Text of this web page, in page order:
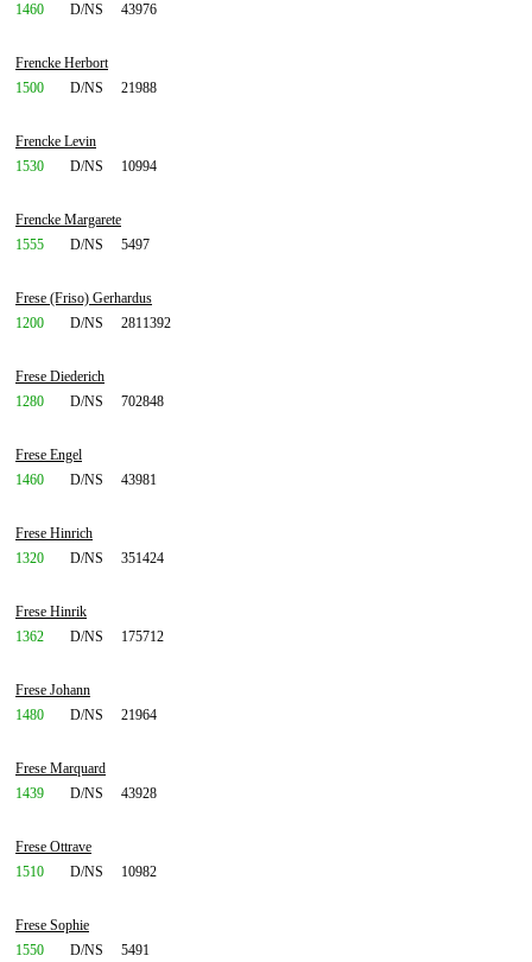
1460
D/NS 43976
Frencke Herbort
1500
D/NS 21988
Frencke Levin
1530
D/NS 10994
Frencke Margarete
1555
D/NS 5497
Frese (Friso) Gerhardus
1200
D/NS 2811392
Frese Diederich
1280
D/NS 702848
Frese Engel
1460
D/NS 43981
Frese Hinrich
1320
D/NS 351424
Frese Hinrik
1362
D/NS 175712
Frese Johann
1480
D/NS 21964
Frese Marquard
1439
D/NS 43928
Frese Ottrave
1510
D/NS 10982
Frese Sophie
1550
D/NS 5491